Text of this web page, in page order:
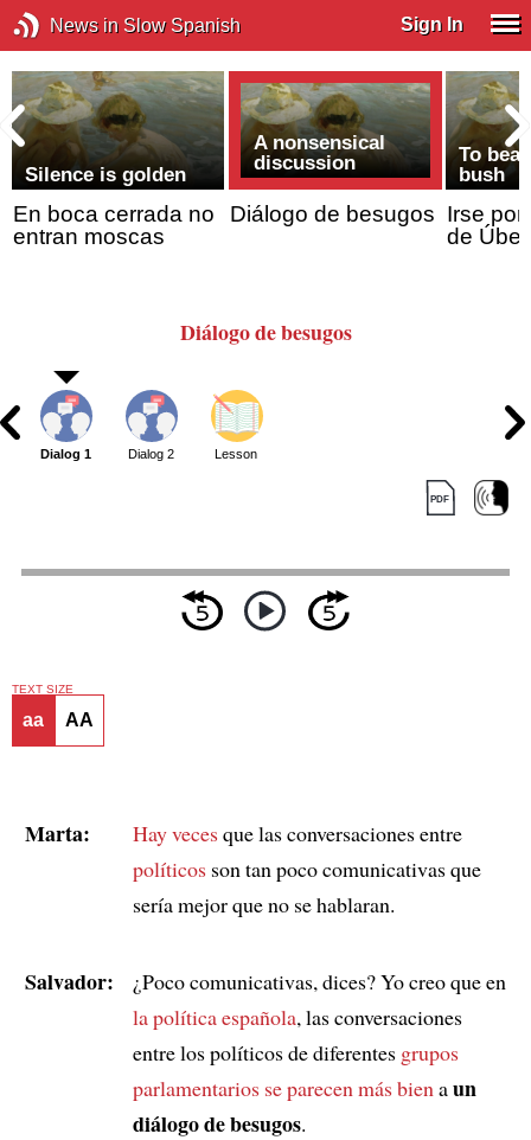
News in Slow Spanish Sign In
Silence is golden
En boca cerrada no
entran moscas
A nonsensical
discussion
Diálogo de besugos
To
bush
Irse por
de
Diálogo de besugos
Dialog 1 Dialog 2 Lesson
TEXT SIZE
aa AA
Marta: Hay vecesque las conversaciones entre
políticosson tan poco comunicativas que
sería mejor que no se hablaran.
Salvador:
¿Poco comunicativas, dices? Yo creo que en
la política española, las conversaciones
entre los políticos de diferentes grupos
parlamentarios se parecen más bien aun
diálogo de besugos.